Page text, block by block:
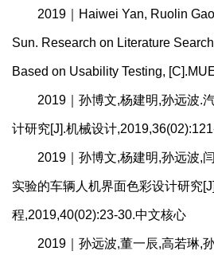
2019｜Haiwei Yan, Ruolin
Sun. Research on Literature
Based on Usability Testing,
2019｜孙博文,杨建明,孙远波.汽
计研究[J].机械设计
2019｜孙博文,杨建明,孙远波,闫
实验的车辆人机界面色彩设计研究
程,2019,40(02):23-30.中文核心
2019｜孙远波,董一辰,高若琳,孙